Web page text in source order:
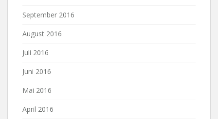
September 2016
August 2016
Juli 2016
Juni 2016
Mai 2016
April 2016